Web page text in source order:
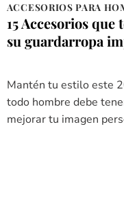
ACCESORIOS PARA
15 Accesorios
su guardarropa
Mantén tu estilo este
todo hombre debe
mejorar tu imagen